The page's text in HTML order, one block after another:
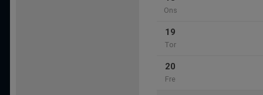
Ons
19
Tor
20
Fre